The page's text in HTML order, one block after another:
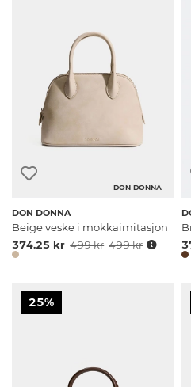
DON DONNA
DON DONNA
Beige veske i mokkaimitasjon
374.25 kr 499 kr 499 kr
25%